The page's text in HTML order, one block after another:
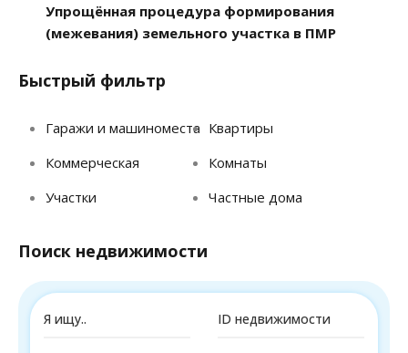
Упрощённая процедура формирования
(межевания) земельного участка в ПМР
Быстрый фильтр
Гаражи и машиноместа Квартиры
Коммерческая
Комнаты
Участки
Частные дома
Поиск недвижимости